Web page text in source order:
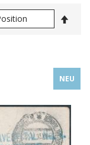
NEU